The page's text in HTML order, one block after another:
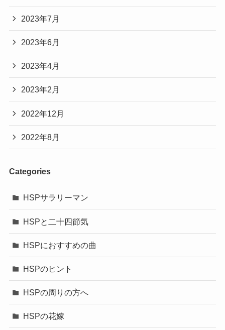
2023年7月
2023年6月
2023年4月
2023年2月
2022年12月
2022年8月
Categories
HSPサラリーマン
HSPと二十四節気
HSPにおすすめの曲
HSPのヒント
HSPの周りの方へ
HSPの花嫁